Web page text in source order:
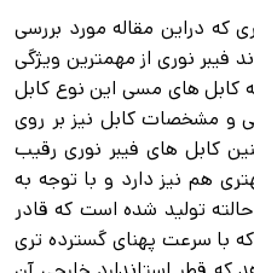
که دراین مقاله مورد بررسی
فیبر نوری از مهمترین ویژگی
کابل های مسی این نوع کابل
و مشخصات کابل نیز بر روی
کابل های فیبر نوری رقیب
هم نیز دارد و با توجه به
تولید شده است که قادر
با سرعت پهنای گسترده تری